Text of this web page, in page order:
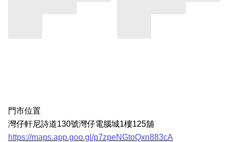
門市位置
灣仔軒尼詩道130號灣仔電腦城1樓125舖
https://maps.app.goo.gl/p7zpeNGtoQxn883cA